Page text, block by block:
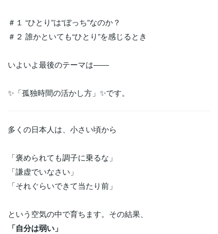
＃１ “ひとり”は“ぼっち”なのか？
＃２ 誰かといても“ひとり”を感じるとき
いよいよ最後のテーマは――
✨「孤独時間の活かし方」✨です。
多くの日本人は、小さい頃から
「褒められても調子に乗るな」
「謙虚でいなさい」
「それぐらいできて当たり前」
という空気の中で育ちます。その結果、
「自分は弱い」